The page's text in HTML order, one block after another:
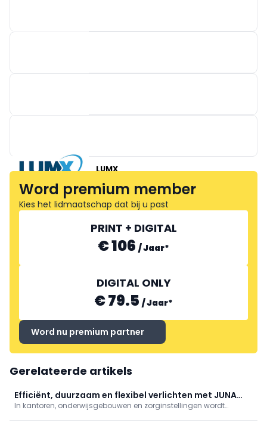
SG LIGHTING
EGLO
LUMX
Word premium member
Kies het lidmaatschap dat bij u past
PRINT + DIGITAL
€ 106 /Jaar*
DIGITAL ONLY
€ 79.5 /Jaar*
Word nu premium partner
Gerelateerde artikels
Efficiënt, duurzaam en flexibel verlichten met JUNA
van Esylux
In kantoren, onderwijsgebouwen en zorginstellingen wordt